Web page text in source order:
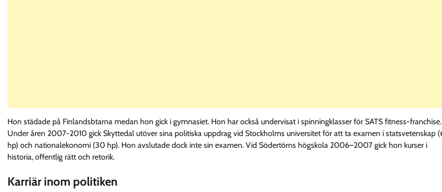
Hon städade på Finlandsbtarna medan hon gick i gymnasiet. Hon har också undervisat i spinningklasser för SATS fitness-franchise.
Under åren 2007-2010 gick Skyttedal utöver sina politiska uppdrag vid Stockholms universitet för att ta examen i statsvetenskap
hp) och nationalekonomi (30 hp). Hon avslutade dock inte sin examen. Vid Södertörns högskola 2006–2007 gick hon kurser i
historia, offentlig rätt och retorik.
Karriär inom politiken